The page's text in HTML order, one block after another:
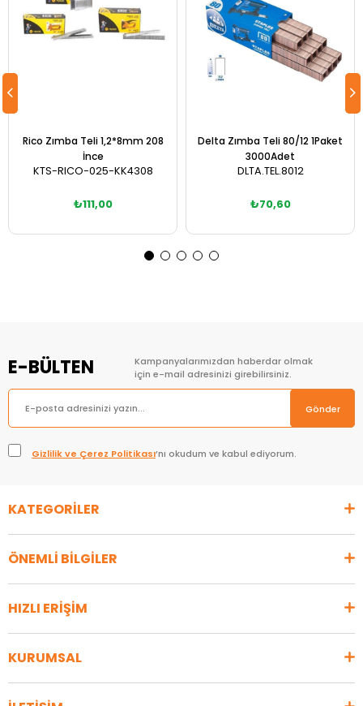
Rico Zımba Teli 1,2*8mm 208
İnce
KTS-RICO-025-KK4308
₺111,00
Delta Zımba Teli 80/12 1Paket
3000Adet
DLTA.TEL.8012
₺70,60
E-BÜLTEN
Kampanyalarımızdan haberdar olmak
için e-mail adresinizi girebilirsiniz.
Gönder
Gizlilik ve Çerez Politikası’nı okudum ve kabul ediyorum.
KATEGORİLER
ÖNEMLİ BİLGİLER
HIZLI ERİŞİM
KURUMSAL